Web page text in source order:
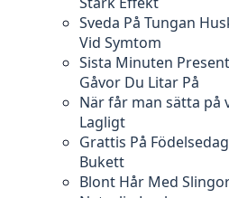
Sveda På Tungan
Vid Symtom
Sista Minuten
Gåvor Du Litar På
När får man sätta på
Lagligt
Grattis På
Bukett
Blont Hår Med